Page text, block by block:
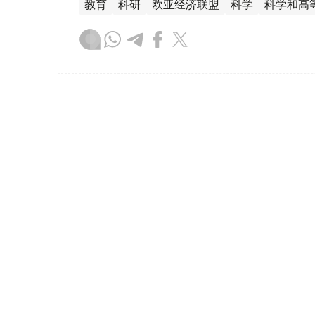
教育 科研 欧亚经济联盟 科学 科学和高